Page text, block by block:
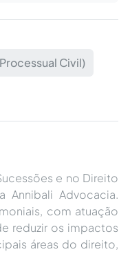
Civil)
e no Direito
Annibali Advocacia.
com atuação
reduzir os impactos
áreas do direito,